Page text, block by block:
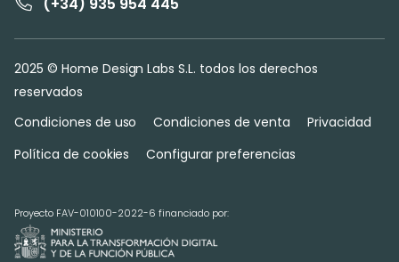
(+34) 935 954 445
2025 © Home Design Labs S.L. todos los derechos
reservados
Condiciones de uso
Condiciones de venta
Privacidad
Política de cookies
Configurar preferencias
Proyecto FAV-010100-2022-6 financiado por: